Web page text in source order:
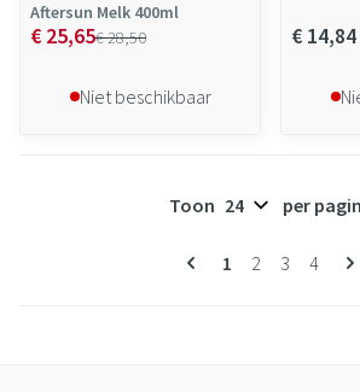
Aftersun Melk 400ml
€ 28,50
€ 25,65
Niet beschikbaar
€ 14,84
Pagina's
U lees
1 Pagina
2 Pagina
3 Pagina
4
Toon per